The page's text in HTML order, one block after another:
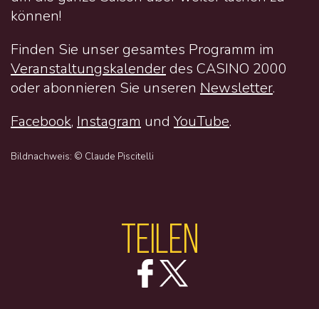
können!
Finden Sie unser gesamtes Programm im
Veranstaltungskalenderdes CASINO 2000
oder abonnieren Sie unseren Newsletter.
Facebook, Instagram und YouTube.
Bildnachweis: © Claude Piscitelli
Teilen